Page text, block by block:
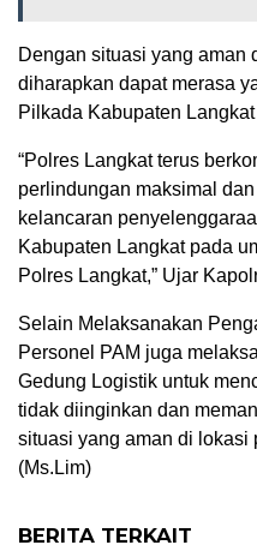
Dengan situasi yang aman
diharapkan dapat merasa
Pilkada Kabupaten
“Polres Langkat terus
perlindungan maksimal
kelancaran
Kabupaten Langkat pada
Polres Langkat,” Ujar
Selain Melaksanakan
Personel PAM juga
Gedung Logistik untuk
tidak diinginkan dan
situasi yang aman di lokasi
(Ms.Lim)
BERITA TERKAIT